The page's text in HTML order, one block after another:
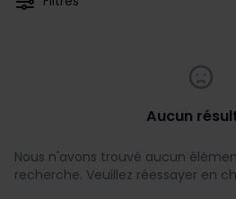
Aucun
Nous n'avons trouvé aucun
recherche. Veuillez réessayer en